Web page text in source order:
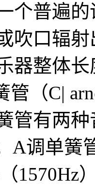
个普遍
吹口辐
器整体
（C|
有两种
A调单簧
1570Hz